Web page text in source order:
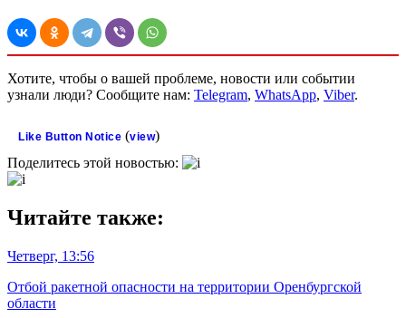
Хотите, чтобы о вашей проблеме, новости или событии
узнали люди? Сообщите нам: Telegram, WhatsApp, Viber.
Like Button Notice (view)
Поделитесь этой новостью:
Читайте также:
Четверг, 13:56
Отбой ракетной опасности на территории Оренбургской
области